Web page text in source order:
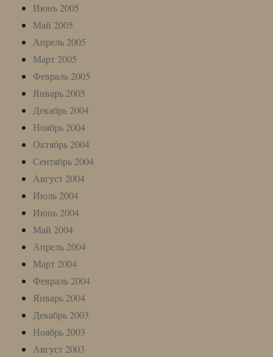
Июнь 2005
Май 2005
Апрель 2005
Март 2005
Февраль 2005
Январь 2005
Декабрь 2004
Ноябрь 2004
Октябрь 2004
Сентябрь 2004
Август 2004
Июль 2004
Июнь 2004
Май 2004
Апрель 2004
Март 2004
Февраль 2004
Январь 2004
Декабрь 2003
Ноябрь 2003
Август 2003